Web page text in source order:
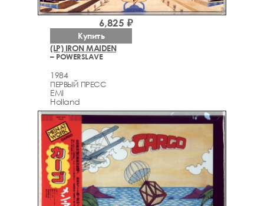
(LP) IRON MAIDEN
– POWERSLAVE
1984
ПЕРВЫЙ ПРЕСС
EMI
Holland
6,825 ₽
Купить